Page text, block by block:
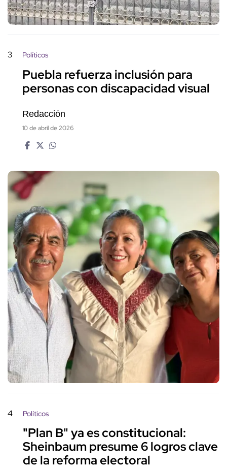
3 Políticos
Puebla refuerza inclusión para
personas con discapacidad visual
Redacción
10 de abril de 2026
4 Políticos
"Plan B" ya es constitucional:
Sheinbaum presume 6 logros clave
de la reforma electoral